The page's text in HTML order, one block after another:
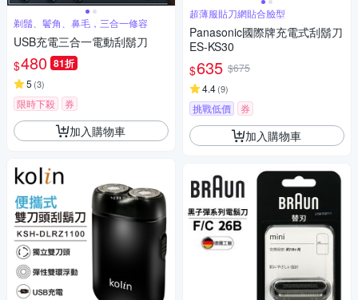
剃鬚、鬢角、鼻毛，三合一修容
USB充電三合一電動刮鬍刀
$480 81折
5 (3)
限時下殺 券
加入購物車
超薄服貼刀網貼合臉型
Panasonic國際牌充電式刮鬍刀
ES-KS30
$635 $675
4.4(9)
挑戰低價 券
加入購物車